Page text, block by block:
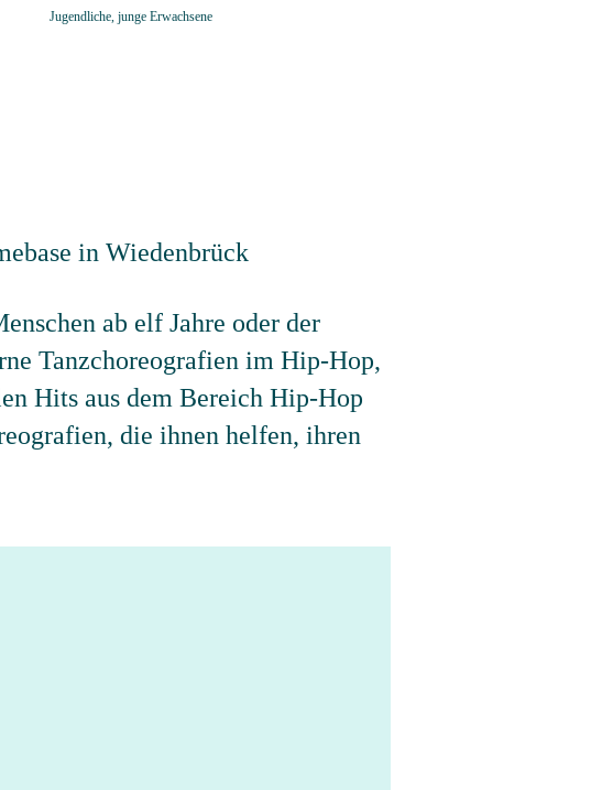
Jugendliche, junge Erwachsene
ab elf Jahre oder der
Tanzchoreografien im Hip-Hop,
Hits aus dem Bereich Hip-Hop
die ihnen helfen, ihren